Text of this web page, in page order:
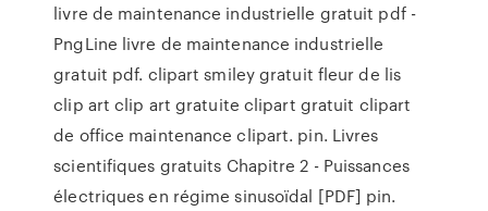
livre de maintenance industrielle gratuit pdf -
PngLine livre de maintenance industrielle
gratuit pdf. clipart smiley gratuit fleur de lis
clip art clip art gratuite clipart gratuit clipart
de office maintenance clipart. pin. Livres
scientifiques gratuits Chapitre 2 - Puissances
électriques en régime sinusoïdal [PDF] pin.